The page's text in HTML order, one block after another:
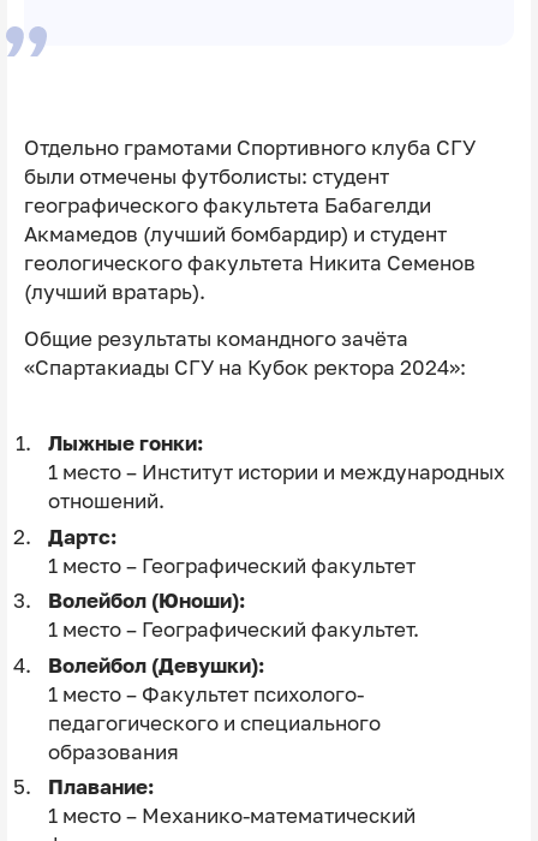
Отдельно грамотами Спортивного клуба СГУ
были отмечены футболисты: студент
географического факультета Бабагелди
Акмамедов (лучший бомбардир) и студент
геологического факультета Никита Семенов
(лучший вратарь).
Общие результаты командного зачёта
«Спартакиады СГУ на Кубок ректора 2024»:
Лыжные гонки:
1 место – Институт истории и международных
отношений.
Дартс:
1 место – Географический факультет
Волейбол (Юноши):
1 место – Географический факультет.
Волейбол (Девушки):
1 место – Факультет психолого-
педагогического и специального
образования
Плавание:
1 место – Механико-математический